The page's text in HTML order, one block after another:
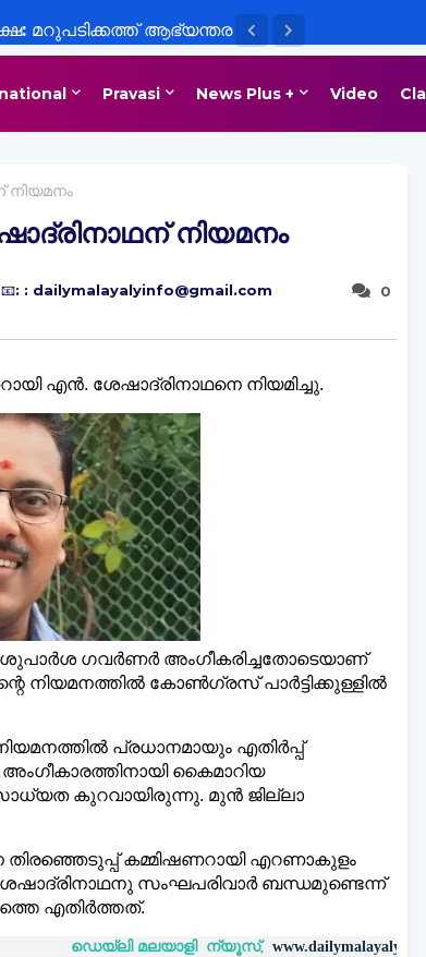
മറുപടിക്കത്ത് ആഭ്യന്തര
Pravasi News Plus + Video
നിയമനം
നിയമനം
0
: dailymalayalyinfo@gmail.com
എൻ. ശേഷാദ്രിനാഥനെ നിയമിച്ചു.
ശുപാർശ ഗവർണർ അംഗീകരിച്ചതോടെയാണ്
നിയമനത്തിൽ കോൺഗ്രസ് പാർട്ടിക്കുള്ളിൽ
പ്രധാനമായും എതിർപ്പ്
കൈമാറിയ
കുറവായിരുന്നു. മുൻ ജില്ലാ
തിരഞ്ഞെടുപ്പ് കമ്മിഷണറായി എറണാകുളം
സംഘപരിവാർ ബന്ധമുണ്ടെന്ന്
എതിർത്തത്.
മലയാളി ന്യൂസ്, www.dailymalayaly.com വാർത്തകൾ
ന്യൂസ്, www.dailymalayaly.com വാർത്തകൾ 💬